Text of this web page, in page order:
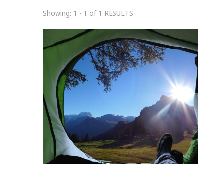
Showing: 1 - 1 of 1 RESULTS